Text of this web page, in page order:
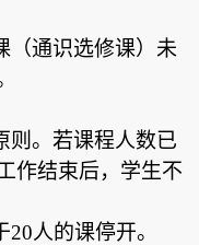
（通识选修课） 未
则。若课程人数已
作结束后，学生不
20人的课停开。